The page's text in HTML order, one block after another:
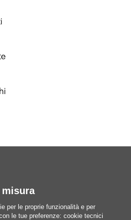
Redazione
siamo noi
misura
per le proprie funzionalità e per
le tue preferenze: cookie tecnici